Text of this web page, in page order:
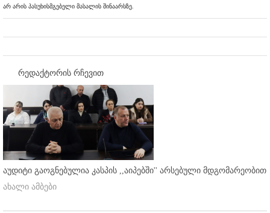
არ არის პასუხისმგებელი მასალის შინაარსზე.
რედაქტორის რჩევით
აუდიტი გაოგნებულია კასპის ,,აიპებში'' არსებული მდგომარეობით
ახალი ამბები